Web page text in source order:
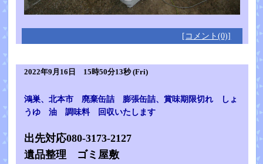
[コメント(0)]
2022年9月16日 15時50分13秒 (Fri)
鴻巣、北本市 廃棄缶詰 膨張缶詰、賞味期限切れ しょ
うゆ 油 調味料 回収いたします
出先対応080-3173-2127
遺品整理 ゴミ屋敷